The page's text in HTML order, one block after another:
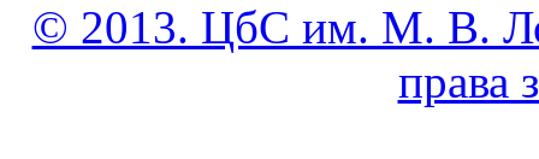
© 2013. ЦбС им. М. В.
права